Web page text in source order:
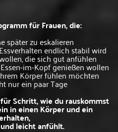
für Frauen, die:
später zu eskalieren
endlich stabil wird
die sich gut anfühlen
im-Kopf genießen wollen
Körper fühlen möchten
nur ein paar Tage
Schritt, wie du rauskommst
in einen Körper und ein
leicht anfühlt.